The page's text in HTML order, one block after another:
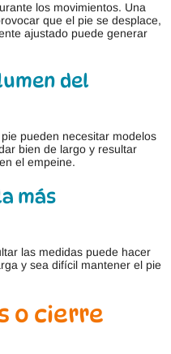
los movimientos. Una
que el pie se desplace,
ajustado puede generar
del
pueden necesitar modelos
bien de largo y resultar
el empeine.
más
las medidas puede hacer
y sea difícil mantener el pie
o cierre